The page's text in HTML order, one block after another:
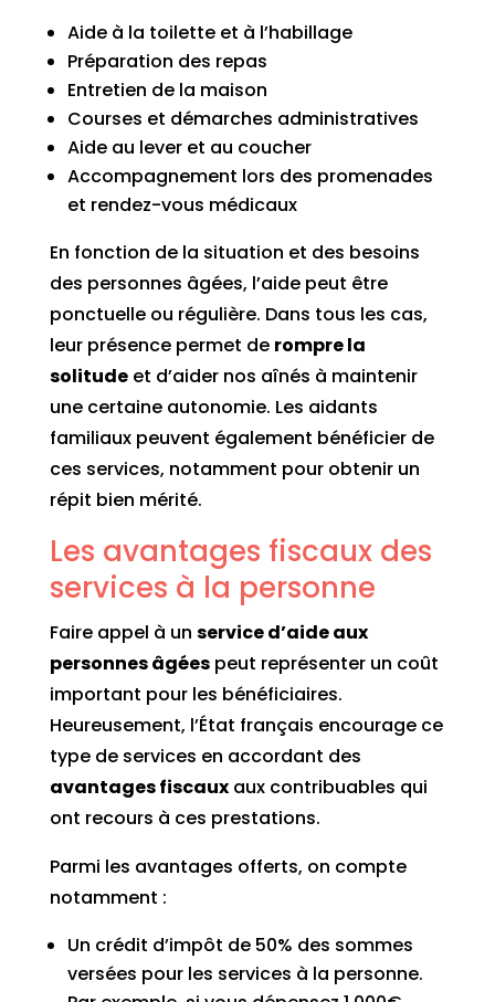
Aide à la toilette et à l’habillage
Préparation des repas
Entretien de la maison
Courses et démarches administratives
Aide au lever et au coucher
Accompagnement lors des promenades
et rendez-vous médicaux
En fonction de la situation et des besoins
des personnes âgées, l’aide peut être
ponctuelle ou régulière. Dans tous les cas,
leur présence permet de rompre la
solitudeet d’aider nos aînés à maintenir
une certaine autonomie. Les aidants
familiaux peuvent également bénéficier de
ces services, notamment pour obtenir un
répit bien mérité.
Les avantages fiscaux des
services à la personne
Faire appel à un service d’aide aux
personnes âgéespeut représenter un coût
important pour les bénéficiaires.
Heureusement, l’État français encourage ce
type de services en accordant des
avantages fiscauxaux contribuables qui
ont recours à ces prestations.
Parmi les avantages offerts, on compte
notamment :
Un crédit d’impôt de 50% des sommes
versées pour les services à la personne.